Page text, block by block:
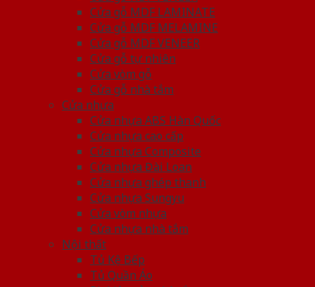
Cửa gỗ MDF LAMINATE
Cửa gỗ MDF MELAMINE
Cửa gỗ MDF VENEER
Cửa gỗ tự nhiên
Cửa vòm gỗ
Cửa gỗ nhà tắm
Cửa nhựa
Cửa nhựa ABS Hàn Quốc
Cửa nhựa cao cấp
Cửa nhựa Composite
Cửa nhựa Đài Loan
Cửa nhựa ghép thanh
Cửa nhựa Sungyu
Cửa vòm nhựa
Cửa nhựa nhà tắm
Nội thất
Tủ Kệ Bếp
Tủ Quần Áo